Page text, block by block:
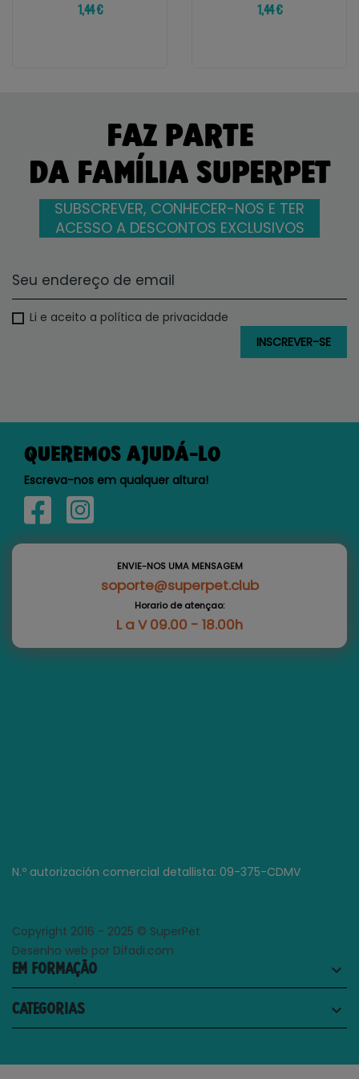
1,44 € 1,44 €
FAZ PARTE
DA FAMÍLIA SUPERPET
SUBSCREVER, CONHECER-NOS E TER
ACESSO A DESCONTOS EXCLUSIVOS
Li e aceito a política de privacidade
QUEREMOS AJUDÁ-LO
Escreva-nos em qualquer altura!
ENVIE-NOS UMA MENSAGEM
soporte@superpet.club
Horario de atençao:
L a V 09.00 - 18.00h
N.º autorización comercial detallista: 09-375-CDMV
Copyright 2016 - 2025 © SuperPet
Desenho web por Difadi.com
EM FORMAÇÃO keyboard_arrow_down
CATEGORIAS keyboard_arrow_down